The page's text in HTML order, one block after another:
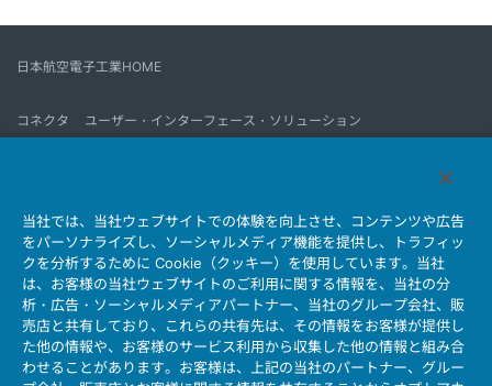
日本航空電子工業HOME
コネクタ
ユーザー・インターフェース・ソリューション
会社情報 サステナビリティ IR情報 採用情報
会社情報新着一覧
製品情報新着一覧
サイトマップ お問い合わせ
個人情報保護ポリシー
JAE Cookie Policy
ウェブアクセシビリティ方針
マイナンバー情報保護ポリシー
当社では、当社ウェブサイトでの体験を向上させ、コンテンツや広告
をパーソナライズし、ソーシャルメディア機能を提供し、トラフィッ
クを分析するために Cookie（クッキー）を使用しています。当社
は、お客様の当社ウェブサイトのご利用に関する情報を、当社の分
析・広告・ソーシャルメディアパートナー、当社のグループ会社、販
売店と共有しており、これらの共有先は、その情報をお客様が提供し
た他の情報や、お客様のサービス利用から収集した他の情報と組み合
わせることがあります。お客様は、上記の当社のパートナー、グルー